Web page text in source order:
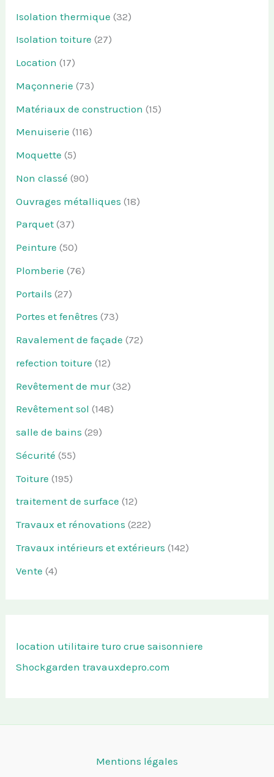
Isolation thermique (32)
Isolation toiture (27)
Location (17)
Maçonnerie (73)
Matériaux de construction (15)
Menuiserie (116)
Moquette (5)
Non classé (90)
Ouvrages métalliques (18)
Parquet (37)
Peinture (50)
Plomberie (76)
Portails (27)
Portes et fenêtres (73)
Ravalement de façade (72)
refection toiture (12)
Revêtement de mur(32)
Revêtement sol (148)
salle de bains (29)
Sécurité (55)
Toiture (195)
traitement de surface (12)
Travaux et rénovations (222)
Travaux intérieurs et extérieurs (142)
Vente (4)
location utilitaire turo crue saisonniere
Shockgarden travauxdepro.com
Mentions légales